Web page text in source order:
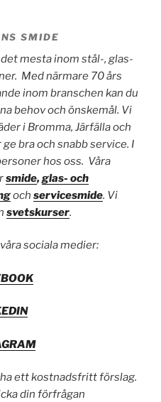
SMIDE
mesta inom stål-, glas-
Med närmare 70 års
inom branschen kan du
behov och önskemål. Vi
i Bromma, Järfälla och
bra och snabb service. I
hos oss. Våra
smide, glas- och
och servicesmide. Vi
svetskurser.
sociala medier:
ett kostnadsfritt förslag.
din förfrågan